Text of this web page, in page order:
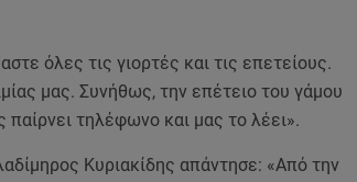
όλες τις γιορτές και τις επετείους.
μας. Συνήθως, την επέτειο του γάμου
τηλέφωνο και μας το λέει».
Κυριακίδης απάντησε: «Από την